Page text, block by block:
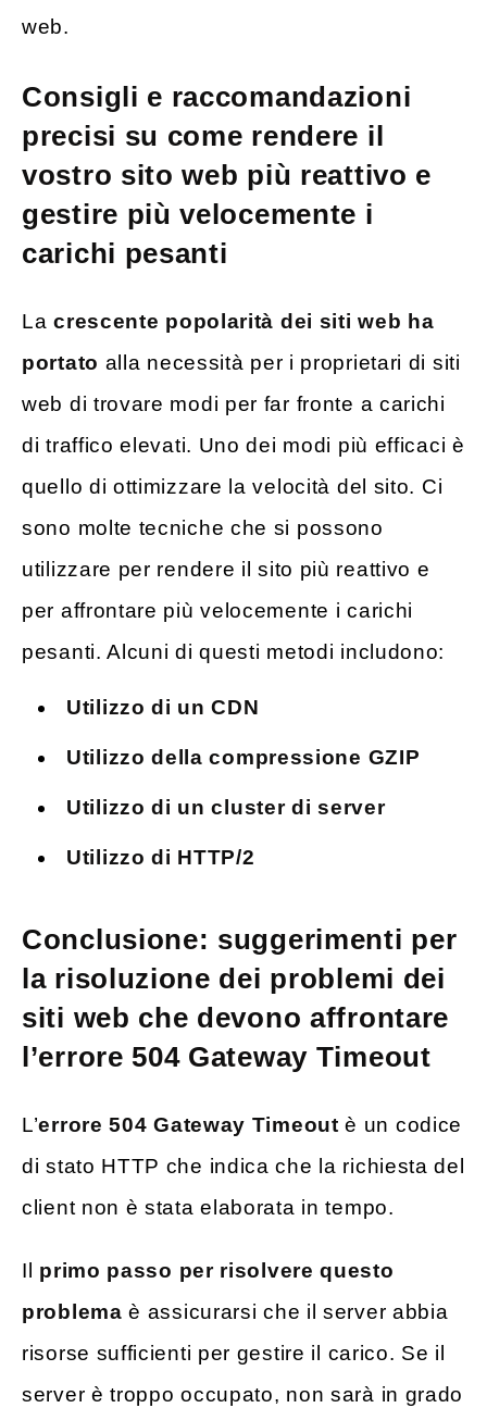
web.
Consigli e raccomandazioni
precisi su come rendere il
vostro sito web più reattivo e
gestire più velocemente i
carichi pesanti
Lacrescente popolarità dei siti web ha
portato alla necessità per i proprietari di siti
web di trovare modi per far fronte a carichi
di traffico elevati. Uno dei modi più efficaci è
quello di ottimizzare la velocità del sito. Ci
sono molte tecniche che si possono
utilizzare per rendere il sito più reattivo e
per affrontare più velocemente i carichi
pesanti. Alcuni di questi metodi includono:
Utilizzo di un CDN
Utilizzo della compressione GZIP
Utilizzo di un cluster di server
Utilizzo di HTTP/2
Conclusione: suggerimenti per
la risoluzione dei problemi dei
siti web che devono affrontare
l’errore 504 Gateway Timeout
L’errore 504 Gateway Timeout è un codice
di stato HTTP che indica che la richiesta del
client non è stata elaborata in tempo.
Il primo passo per risolvere questo
problema è assicurarsi che il server abbia
risorse sufficienti per gestire il carico. Se il
server è troppo occupato, non sarà in grado